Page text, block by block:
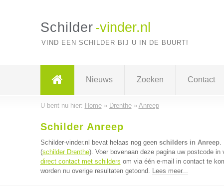
Schilder -vinder.nl
VIND EEN SCHILDER BIJ U IN DE BUURT!
Nieuws Zoeken Contact
U bent nu hier: Home» Drenthe» Anreep
Schilder Anreep
Schilder-vinder.nl bevat helaas nog geen schilders in Anreep.
(schilder Drenthe). Voer bovenaan deze pagina uw postcode
direct contact met schilders om via één e-mail in contact te
worden nu overige resultaten getoond. Lees meer...